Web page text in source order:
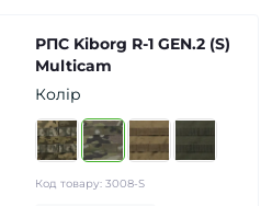
РПС Kiborg R-1 GEN.2 (S)
Multicam
Колір
Код товару: 3008-S